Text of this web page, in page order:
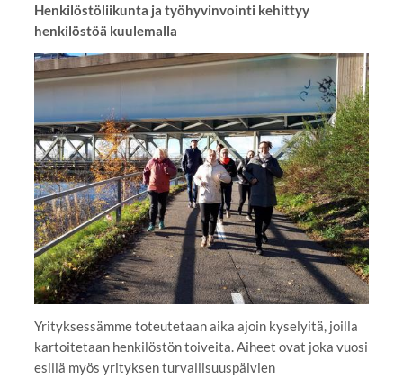
Henkilöstöliikunta ja työhyvinvointi kehittyy
henkilöstöä kuulemalla
Yrityksessämme toteutetaan aika ajoin kyselyitä, joilla
kartoitetaan henkilöstön toiveita. Aiheet ovat joka vuosi
esillä myös yrityksen turvallisuuspäivien